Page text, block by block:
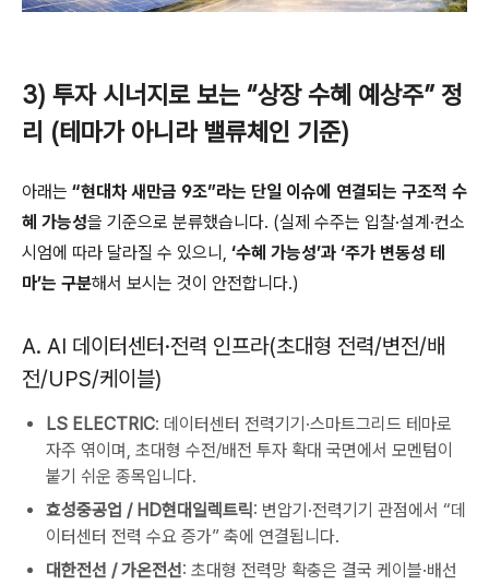
3) 투자 시너지로 보는 “상장 수혜 예상주” 정
리 (테마가 아니라 밸류체인 기준)
아래는 “현대차 새만금 9조”라는 단일 이슈에 연결되는 구조적 수
혜 가능성을 기준으로 분류했습니다. (실제 수주는 입찰·설계·컨소
시엄에 따라 달라질 수 있으니, ‘수혜 가능성’과 ‘주가 변동성 테
마’는 구분해서 보시는 것이 안전합니다.)
A. AI 데이터센터·전력 인프라(초대형 전력/변전/배
전/UPS/케이블)
LS ELECTRIC: 데이터센터 전력기기·스마트그리드 테마로
자주 엮이며, 초대형 수전/배전 투자 확대 국면에서 모멘텀이
붙기 쉬운 종목입니다.
효성중공업 / HD현대일렉트릭: 변압기·전력기기 관점에서 “데
이터센터 전력 수요 증가” 축에 연결됩니다.
대한전선 / 가온전선: 초대형 전력망 확충은 결국 케이블·배선